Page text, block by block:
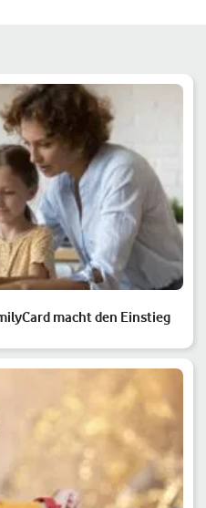
macht den Einstieg